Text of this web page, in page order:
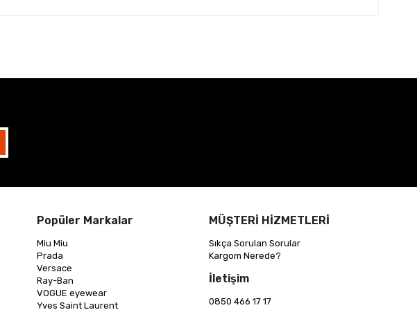
Popüler Markalar
Miu Miu
Prada
Versace
Ray-Ban
VOGUE eyewear
Yves Saint Laurent
MÜŞTERİ HİZMETLERİ
Sıkça Sorulan Sorular
Kargom Nerede?
İletişim
0850 466 17 17